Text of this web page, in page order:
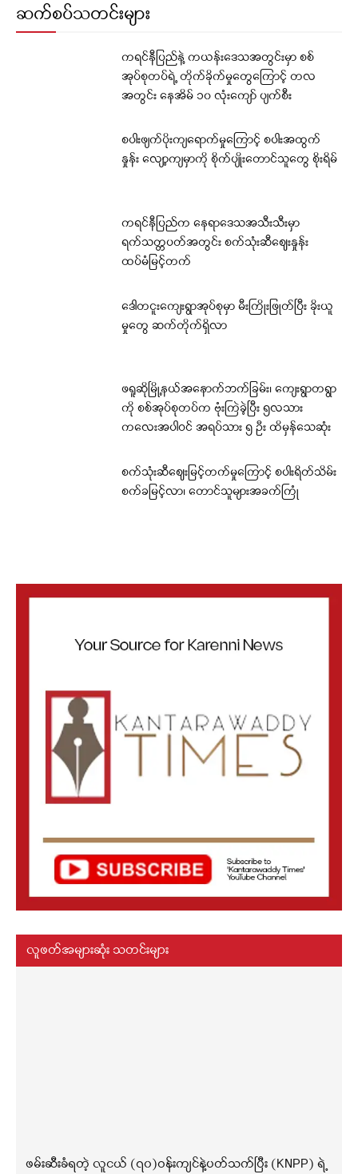
ဆက်စပ်သတင်းများ
ကရင်နီပြည်နဲ့ ကယန်းဒေသအတွင်းမှာ စစ်
အုပ်စုတပ်ရဲ့ တိုက်ခိုက်မှုတွေကြောင့် တလ
အတွင်း နေအိမ် ၁၀ လုံးကျော် ပျက်စီး
စပါးဖျက်ပိုးကျရောက်မှုကြောင့် စပါးအထွက်
နှုန်း လျော့ကျမှာကို စိုက်ပျိုးတောင်သူတွေ စိုးရိမ်
ကရင်နီပြည်က နေရာဒေသအသီးသီးမှာ
ရက်သတ္တပတ်အတွင်း စက်သုံးဆီဈေးနှုန်း
ထပ်မံမြင့်တက်
ဒေါတငူးကျေးရွာအုပ်စုမှာ မီးကြိုးဖြုတ်ပြီး ခိုးယူ
မှုတွေ ဆက်တိုက်ရှိလာ
ဖရူဆိုမြို့နယ်အနောက်ဘက်ခြမ်း၊ ကျေးရွာတရွာ
ကို စစ်အုပ်စုတပ်က ဗုံးကြဲခဲ့ပြီး ၅လသား
ကလေးအပါဝင် အရပ်သား ၅ ဦး ထိမှန်သေဆုံး
စက်သုံးဆီဈေးမြင့်တက်မှုကြောင့် စပါးရိတ်သိမ်း
စက်ခမြင့်လာ၊ တောင်သူများအခက်ကြုံ
လူဖတ်အများဆုံး သတင်းများ
ဖမ်းဆီးခံရတဲ့ လူငယ် (၇၀)ဝန်းကျင်နဲ့ပတ်သက်ပြီး (KNPP) ရဲ့